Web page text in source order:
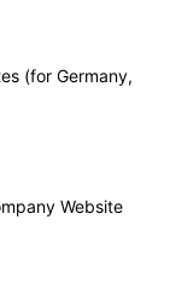
(for Germany,
Website